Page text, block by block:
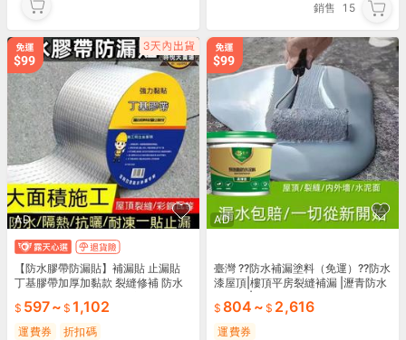
銷售 15
AD
【防水膠帶防漏貼】補漏貼 止漏貼
丁基膠帶加厚加黏款 裂縫修補 防水
597~ 1,102
運費券
折扣碼
AD
臺灣 ??防水補漏塗料（免運）??防水
漆屋頂|樓頂平房裂縫補漏 |瀝青防水
水防水漆
804 ~ 2,616
運費券